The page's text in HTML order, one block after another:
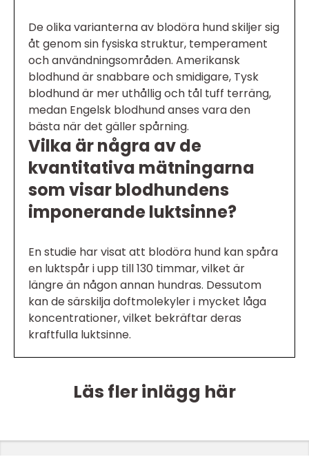
De olika varianterna av blodöra hund skiljer sig
åt genom sin fysiska struktur, temperament
och användningsområden. Amerikansk
blodhund är snabbare och smidigare, Tysk
blodhund är mer uthållig och tål tuff terräng,
medan Engelsk blodhund anses vara den
bästa när det gäller spårning.
Vilka är några av de
kvantitativa mätningarna
som visar blodhundens
imponerande luktsinne?
En studie har visat att blodöra hund kan spåra
en luktspår i upp till 130 timmar, vilket är
längre än någon annan hundras. Dessutom
kan de särskilja doftmolekyler i mycket låga
koncentrationer, vilket bekräftar deras
kraftfulla luktsinne.
Läs fler inlägg här